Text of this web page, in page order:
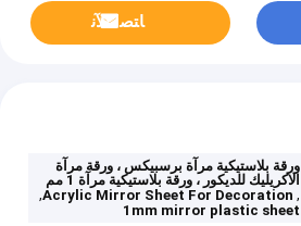
ﺎﺘﺼﻟ ﺍﻶﻧ
ورقة بلاستيكية مرآة برسبيكس ، ورقة مرآة
الاكريليك للديكور ، ورقة بلاستيكية مرآة 1 مم
,
Acrylic Mirror Sheet For Decoration
,
1mm mirror plastic sheet